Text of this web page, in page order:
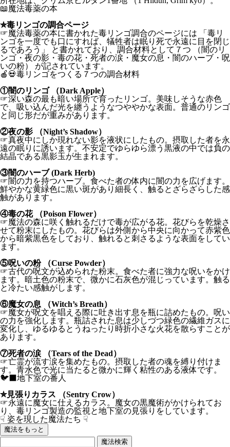
📖魔法毒薬の本
✮毒リンゴの調合ページ
☞魔法毒薬の本に書かれた毒リンゴ調合のページには 「毒リ
ンゴを一度でも口にすれば、犠牲者は眠り死で永遠に目を閉じ
るであろう」 と書かれており、調合材料として７つ （闇のリ
ンゴ・夜の影・毒の花・死者の涙・魔女の息・闇のハーブ・呪
いの粉） が記されています。
🍎💀毒リンゴをつくる７つの調合材料
①闇のリンゴ （Dark Apple）
☞深い森の最も暗い場所で育ったリンゴ。美味しそうな赤色
で、吸い込んだ光を纏うようなつややかな表面。普通のリンゴ
と同じ形だが重みがあります。
②夜の影 （Night’s Shadow）
☞真夜中にしか現れない影を液状にしたもの。摂取した者を永
遠の眠りに誘います。不安定でゆらゆら漂う黒液の中では負の
結晶である黒影玉が生まれます。
③闇のハーブ (Dark Herb)
☞闇の力を持つハーブ。食べた者の体内に闇の力を広げます。
鮮やかな黄緑色に黒い斑があり細長く、触るとざらざらした感
触があります。
④毒の花 （Poison Flower）
☞魔法の森に咲く触れるだけで毒が広がる花。花びらを乾燥さ
せて粉末にしたもの。花びらは外側から中央に向かって赤紫色
から暗紫黒色をしており、触れると刺さるような表面をしてい
ます。
⑤呪いの粉 （Curse Powder）
☞古代の呪文が込められた粉末。食べた者に強力な呪いをかけ
ます。暗土色の粉末で、微かに石灰色が混じっています。触る
と冷たい感触がします。
⑥魔女の息 （Witch’s Breath）
☞魔女が呪文を唱える際に吐き出す息を瓶に詰めたもの。呪い
の力を強化します。瓶詰された息は少しづつ緑色の繊維ガスに
変化し、ゆるゆるとうねったり時折小さな火花を散らすことが
あります。
⑦死者の涙 （Tears of the Dead）
☞亡霊が流す涙を集めたもの。摂取した者の魂を縛り付けま
す。青水色で光に当たると微かに輝く粘性のある液体です。
🐦‍⬛地下室の番人
✮見張りカラス （Sentry Crow）
☞永遠に魔女に仕えるカラス。魔女の黒魔術がかけられてお
り、毒リンゴ製造の監視と地下室の見張りをしています。
☟ 姿を現した魔法たち ☟
魔法をもっと
魔法検索